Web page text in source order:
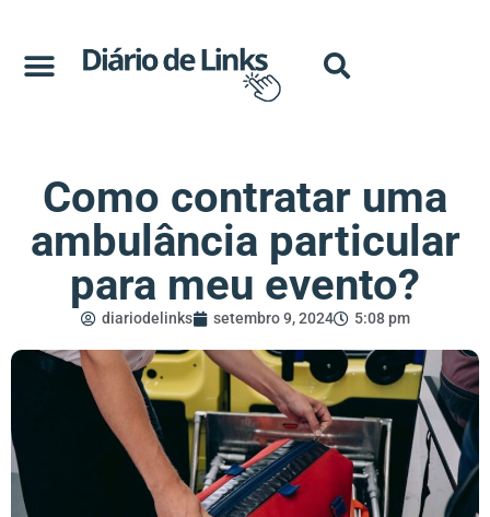
Como contratar uma
ambulância particular
para meu evento?
diariodelinks setembro 9, 2024 5:08 pm